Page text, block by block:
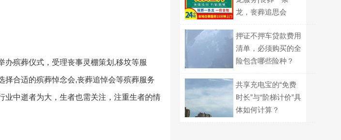
办殡葬仪式，受理丧事灵棚策划,移坟等服
合适的殡葬悼念会,丧葬追悼会等殡葬服务
业中逝者为大，生者也需关注，注重生者的情
龙，丧葬追思会
押证不押车贷款费用
清单，必须购买的全
险包含哪些险种？
共享充电宝的“免费
时长”与“阶梯计价”具
体如何计算？